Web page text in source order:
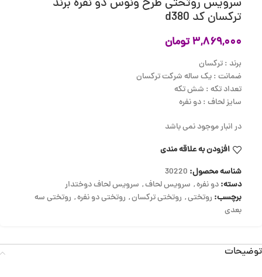
سرویس روتختی طرح ونوس دو نفره برند
ترکسان کد d380
۳,۸۶۹,۰۰۰تومان
برند : ترکسان
ضمانت : یک ساله شرکت ترکسان
تعداد تکه : شش تکه
سایز لحاف : دو نفره
در انبار موجود نمی باشد
افزودن به علاقه مندی
شناسه محصول: 30220
دسته:دو نفره, سرویس لحاف, سرویس لحاف دوختدار
برچسب: روتختی, روتختی ترکسان, روتختی دو نفره, روتختی سه
بعدی
توضیحات